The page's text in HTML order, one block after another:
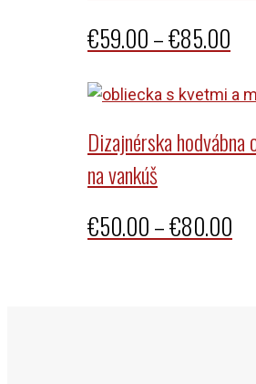
€59.00–€85.00
Dizajnérska hodvábna
na vankúš
€50.00–€80.00